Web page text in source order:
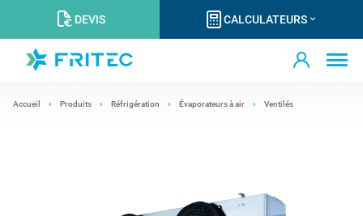
DEVIS CALCULATEURS
Accueil Produits Réfrigération Évaporateurs à air Ventilés